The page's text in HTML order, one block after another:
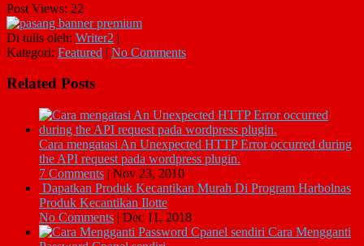
Post Views: 22
Di tulis oleh: Writer2 |
Kategori: Featured | No Comments
Related Posts
Cara mengatasi An Unexpected HTTP Error occurred during
the API request pada wordpress plugin.
7 Comments | Nov 23, 2010
Dapatkan Produk Kecantikan Murah Di Program Harbolnas
Produk Kecantikan Ilotte
No Comments | Dec 11, 2018
Cara Mengganti